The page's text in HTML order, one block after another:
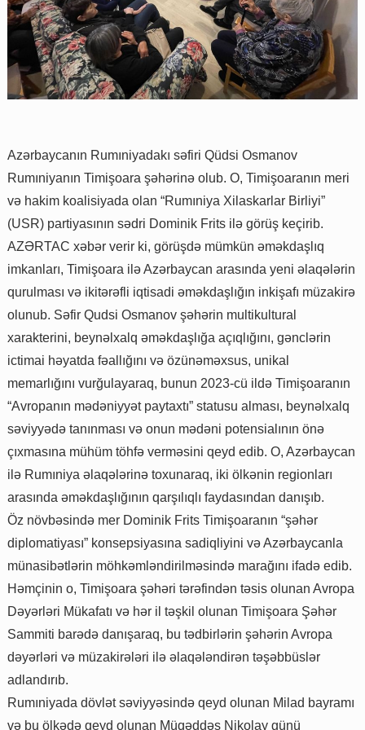
Azərbaycanın Rumıniyadakı səfiri Qüdsi Osmanov
Rumıniyanın Timişoara şəhərinə olub. O, Timişoaranın meri
və hakim koalisiyada olan “Rumıniya Xilaskarlar Birliyi”
(USR) partiyasının sədri Dominik Frits ilə görüş keçirib.
AZƏRTAC xəbər verir ki, görüşdə mümkün əməkdaşlıq
imkanları, Timişoara ilə Azərbaycan arasında yeni əlaqələrin
qurulması və ikitərəfli iqtisadi əməkdaşlığın inkişafı müzakirə
olunub. Səfir Qudsi Osmanov şəhərin multikultural
xarakterini, beynəlxalq əməkdaşlığa açıqlığını, gənclərin
ictimai həyatda fəallığını və özünəməxsus, unikal
memarlığını vurğulayaraq, bunun 2023-cü ildə Timişoaranın
“Avropanın mədəniyyət paytaxtı” statusu alması, beynəlxalq
səviyyədə tanınması və onun mədəni potensialının önə
çıxmasına mühüm töhfə verməsini qeyd edib. O, Azərbaycan
ilə Rumıniya əlaqələrinə toxunaraq, iki ölkənin regionları
arasında əməkdaşlığının qarşılıqlı faydasından danışıb.
Öz növbəsində mer Dominik Frits Timişoaranın “şəhər
diplomatiyası” konsepsiyasına sadiqliyini və Azərbaycanla
münasibətlərin möhkəmləndirilməsində marağını ifadə edib.
Həmçinin o, Timişoara şəhəri tərəfindən təsis olunan Avropa
Dəyərləri Mükafatı və hər il təşkil olunan Timişoara Şəhər
Sammiti barədə danışaraq, bu tədbirlərin şəhərin Avropa
dəyərləri və müzakirələri ilə əlaqələndirən təşəbbüslər
adlandırıb.
Rumıniyada dövlət səviyyəsində qeyd olunan Milad bayramı
və bu ölkədə qeyd olunan Müqəddəs Nikolay günü